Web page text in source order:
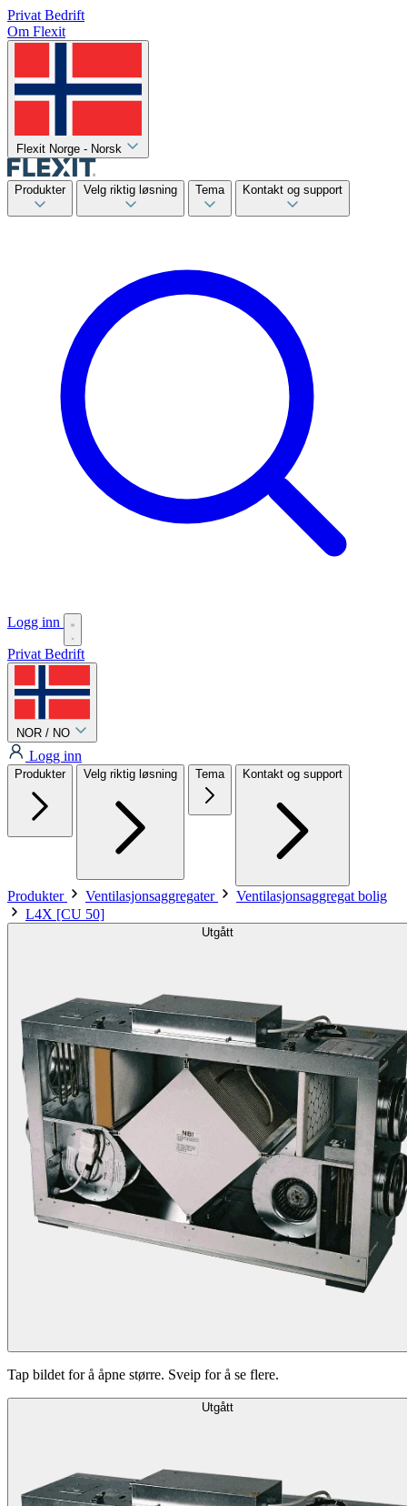
Privat Bedrift
Om Flexit
Flexit Norge - Norsk
Produkter Velg riktig løsning Tema Kontakt og support
Logg inn
Privat Bedrift
NOR / NO
Logg inn
Produkter Velg riktig løsning Tema Kontakt og support
Produkter Ventilasjonsaggregater
Ventilasjonsaggregat bolig
L4X [CU 50]
Utgått
Tap bildet for å åpne større. Sveip for å se flere.
Utgått